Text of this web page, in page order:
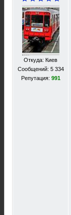
Откуда: Киев
Сообщений: 5 334
Репутация: 991